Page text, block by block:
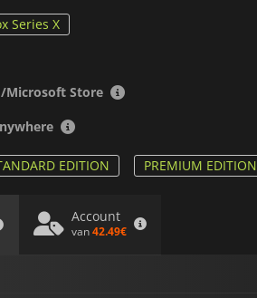
Series X
Microsoft Store
EDITION PREMIUM EDITION
Account
van42.49€